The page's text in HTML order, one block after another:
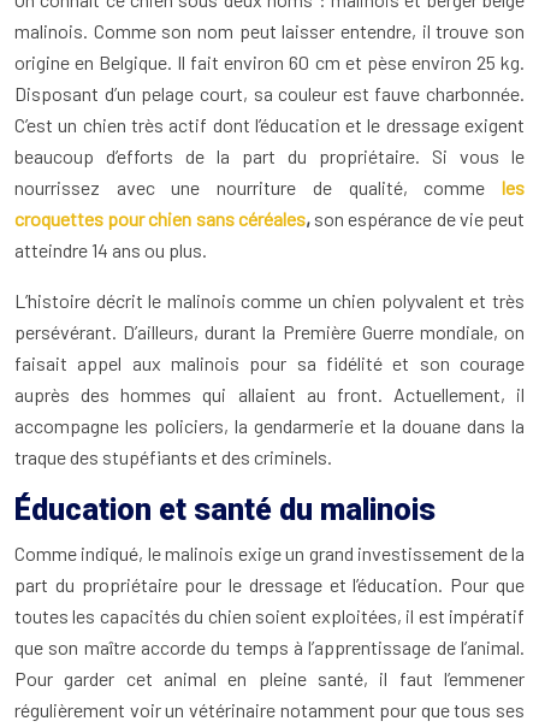
malinois. Comme son nom peut laisser entendre, il trouve son
origine en Belgique. Il fait environ 60 cm et pèse environ 25 kg.
Disposant d’un pelage court, sa couleur est fauve charbonnée.
C’est un chien très actif dont l’éducation et le dressage exigent
beaucoup d’efforts de la part du propriétaire. Si vous le
nourrissez avec une nourriture de qualité, comme les
croquettes pour chien sans céréales, son espérance de vie peut
atteindre 14 ans ou plus.
L’histoire décrit le malinois comme un chien polyvalent et très
persévérant. D’ailleurs, durant la Première Guerre mondiale, on
faisait appel aux malinois pour sa fidélité et son courage
auprès des hommes qui allaient au front. Actuellement, il
accompagne les policiers, la gendarmerie et la douane dans la
traque des stupéfiants et des criminels.
Éducation et santé du malinois
Comme indiqué, le malinois exige un grand investissement de la
part du propriétaire pour le dressage et l’éducation. Pour que
toutes les capacités du chien soient exploitées, il est impératif
que son maître accorde du temps à l’apprentissage de l’animal.
Pour garder cet animal en pleine santé, il faut l’emmener
régulièrement voir un vétérinaire notamment pour que tous ses